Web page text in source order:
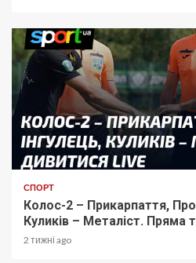
СПОРТ
Колос-2 – Прикарпаття,
Куликів – Металіст. Пряма
2 тижні ago